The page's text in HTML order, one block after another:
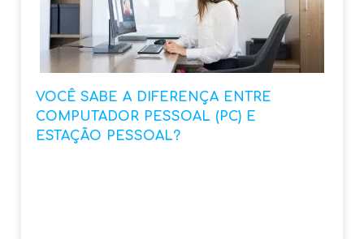
VOCÊ SABE A DIFERENÇA ENTRE
COMPUTADOR PESSOAL (PC) E
ESTAÇÃO PESSOAL?